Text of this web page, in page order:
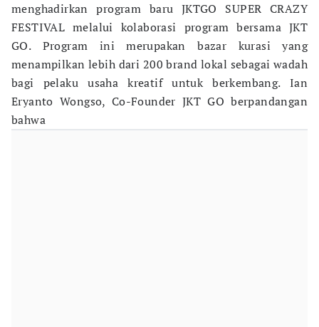
menghadirkan program baru JKTGO SUPER CRAZY
FESTIVAL melalui kolaborasi program bersama JKT
GO. Program ini merupakan bazar kurasi yang
menampilkan lebih dari 200 brand lokal sebagai wadah
bagi pelaku usaha kreatif untuk berkembang. Ian
Eryanto Wongso, Co-Founder JKT GO berpandangan
bahwa